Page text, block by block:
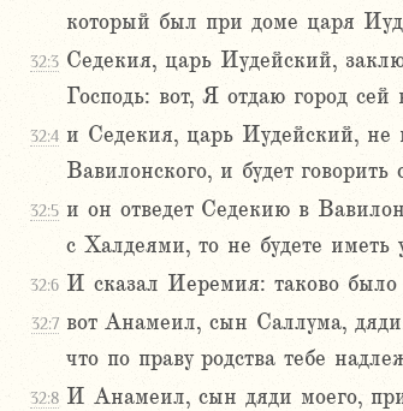
который был при доме царя
32:3 Седекия, царь Иудейский,
Господь: вот, Я отдаю город
32:4 и Седекия, царь Иудейский, не
Вавилонского, и будет
32:5 и он отведет Седекию в
с Халдеями, то не будете иметь
32:6 И сказал Иеремия: таково было
32:7 вот Анамеил, сын Саллума, дяди
что по праву родства тебе
32:8 И Анамеил, сын дяди моего,